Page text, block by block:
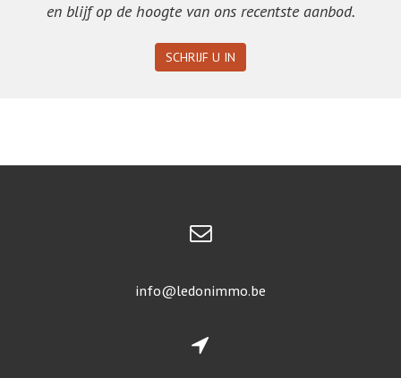
en blijf op de hoogte van ons recentste aanbod.
SCHRIJF U IN
info@ledonimmo.be